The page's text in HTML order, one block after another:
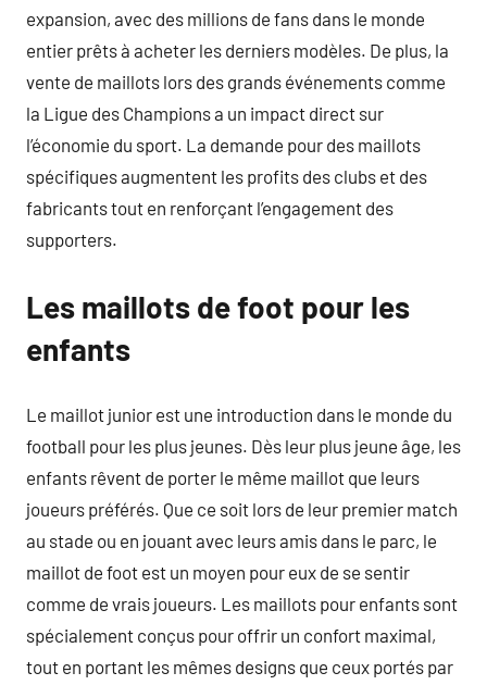
expansion, avec des millions de fans dans le monde
entier prêts à acheter les derniers modèles. De plus, la
vente de maillots lors des grands événements comme
la Ligue des Champions a un impact direct sur
l’économie du sport. La demande pour des maillots
spécifiques augmentent les profits des clubs et des
fabricants tout en renforçant l’engagement des
supporters.
Les maillots de foot pour les
enfants
Le maillot junior est une introduction dans le monde du
football pour les plus jeunes. Dès leur plus jeune âge, les
enfants rêvent de porter le même maillot que leurs
joueurs préférés. Que ce soit lors de leur premier match
au stade ou en jouant avec leurs amis dans le parc, le
maillot de foot est un moyen pour eux de se sentir
comme de vrais joueurs. Les maillots pour enfants sont
spécialement conçus pour offrir un confort maximal,
tout en portant les mêmes designs que ceux portés par